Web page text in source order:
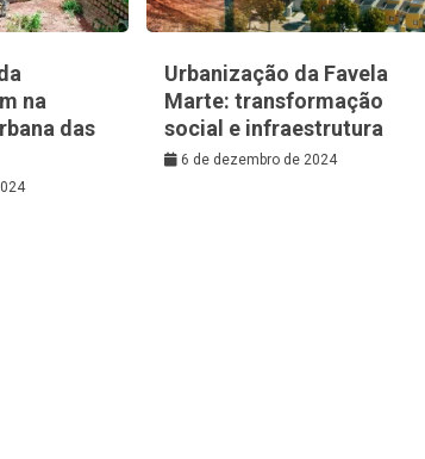
na
das
Urbanização da Favela
Marte: transformação
social e infraestrutura
6 de dezembro de 2024